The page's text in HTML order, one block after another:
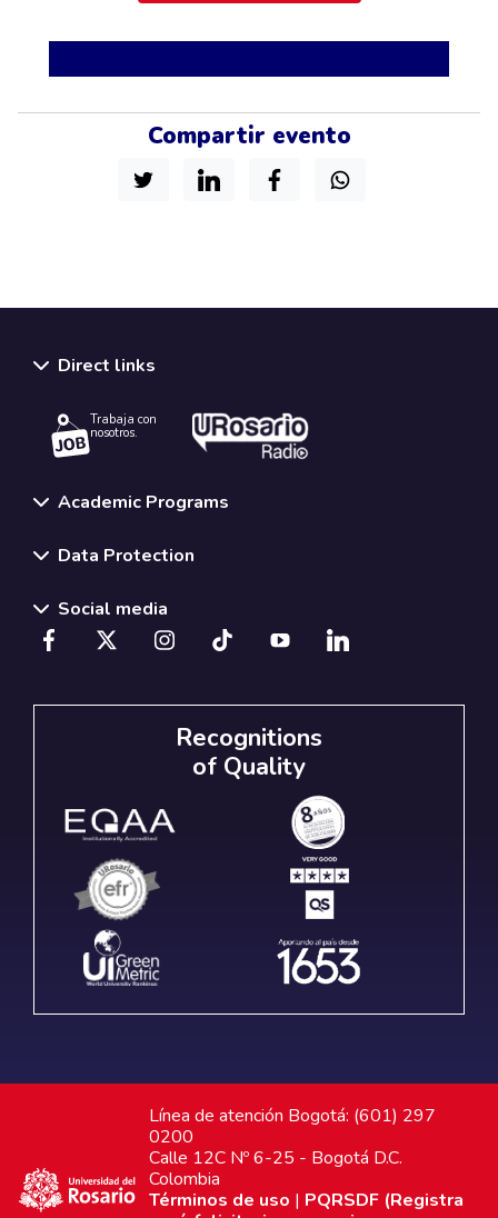
Compartir evento
Direct links
Trabaja con
nosotros.
Academic Programs
Data Protection
Social media
Recognitions
of Quality
Línea de atención Bogotá: (601) 297
0200
Calle 12C Nº 6-25 - Bogotá D.C.
Colombia
Términos de uso | PQRSDF (Registra